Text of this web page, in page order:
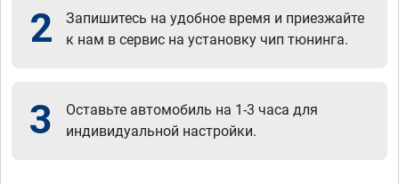
2
Запишитесь на удобное время и приезжайте
к нам в сервис на установку чип тюнинга.
3
Оставьте автомобиль на 1-3 часа для
индивидуальной настройки.